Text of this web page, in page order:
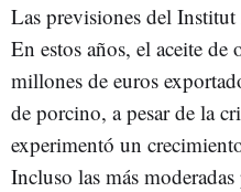
Las previsiones del
En estos años, el aceite
millones de euros
de porcino, a pesar de la
experimentó un
Incluso las más